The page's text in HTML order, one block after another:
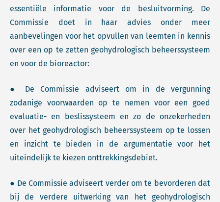
essentiële informatie voor de besluitvorming. De
Commissie doet in haar advies onder meer
aanbevelingen voor het opvullen van leemten in kennis
over een op te zetten geohydrologisch beheerssysteem
en voor de bioreactor:
● De Commissie adviseert om in de vergunning
zodanige voorwaarden op te nemen voor een goed
evaluatie- en beslissysteem en zo de onzekerheden
over het geohydrologisch beheerssysteem op te lossen
en inzicht te bieden in de argumentatie voor het
uiteindelijk te kiezen onttrekkingsdebiet.
● De Commissie adviseert verder om te bevorderen dat
bij de verdere uitwerking van het geohydrologisch